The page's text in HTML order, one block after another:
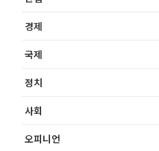
경제
국제
정치
사회
오피니언